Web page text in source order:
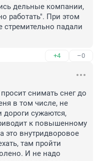
дельные компании,
работать". При этом
стремительно падали
+4 –0
снимать снег до
в том числе, не
дороги сужаются,
к повышенному
это внутридворовое
там пройти
И не надо